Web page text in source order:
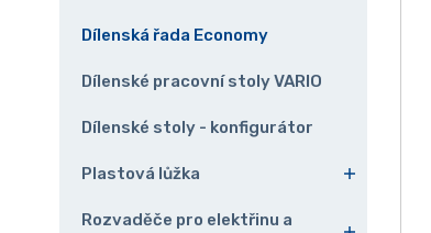
Dílenská řada Economy
Dílenské pracovní stoly VARIO
Dílenské stoly - konfigurátor
Plastová lůžka
Rozvaděče pro elektřinu a